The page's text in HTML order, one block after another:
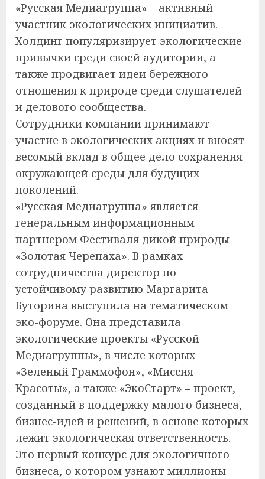
«Русская Медиагруппа» – активный
участник экологических инициатив.
Холдинг популяризирует экологические
привычки среди своей аудитории, а
также продвигает идеи бережного
отношения к природе среди слушателей
и делового сообщества.
Сотрудники компании принимают
участие в экологических акциях и вносят
весомый вклад в общее дело сохранения
окружающей среды для будущих
поколений.
«Русская Медиагруппа» является
генеральным информационным
партнером Фестиваля дикой природы
«Золотая Черепаха». В рамках
сотрудничества директор по
устойчивому развитию Маргарита
Буторина выступила на тематическом
эко-форуме. Она представила
экологические проекты «Русской
Медиагруппы», в числе которых
«Зеленый Граммофон», «Миссия
Красоты», а также «ЭкоСтарт» – проект,
созданный в поддержку малого бизнеса,
бизнес-идей и решений, в основе которых
лежит экологическая ответственность.
Это первый конкурс для экологичного
бизнеса, о котором узнают миллионы